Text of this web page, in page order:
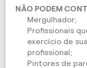
NÃO PODEM
Mergulhador;
Profissionais
exercício de
profissional;
Pintores de